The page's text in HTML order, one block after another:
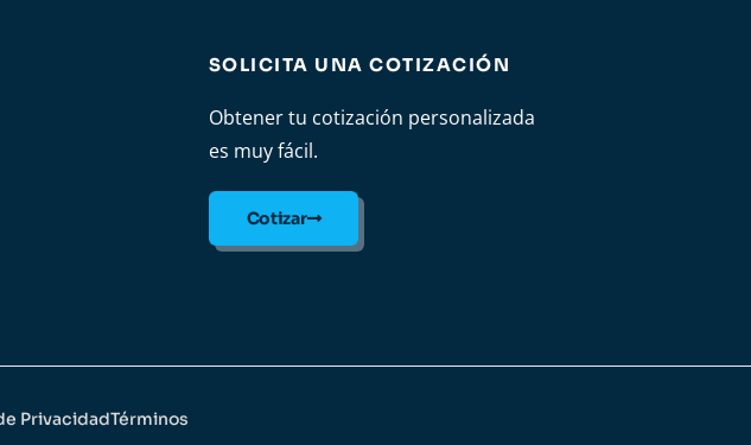
SOLICITA UNA COTIZACIÓN
Obtener tu cotización personalizada
es muy fácil.
Cotizar
PrivacidadTérminos